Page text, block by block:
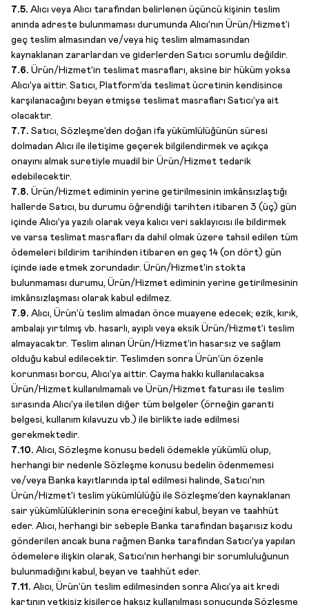
7.5. Alıcı veya Alıcı tarafından belirlenen üçüncü kişinin teslim
anında adreste bulunmaması durumunda Alıcı’nın Ürün/Hizmet’i
geç teslim almasından ve/veya hiç teslim almamasından
kaynaklanan zararlardan ve giderlerden Satıcı sorumlu değildir.
7.6. Ürün/Hizmet’in teslimat masrafları, aksine bir hüküm yoksa
Alıcı’ya aittir. Satıcı, Platform’da teslimat ücretinin kendisince
karşılanacağını beyan etmişse teslimat masrafları Satıcı’ya ait
olacaktır.
7.7. Satıcı, Sözleşme’den doğan ifa yükümlülüğünün süresi
dolmadan Alıcı ile iletişime geçerek bilgilendirmek ve açıkça
onayını almak suretiyle muadil bir Ürün/Hizmet tedarik
edebilecektir.
7.8. Ürün/Hizmet ediminin yerine getirilmesinin imkânsızlaştığı
hallerde Satıcı, bu durumu öğrendiği tarihten itibaren 3 (üç) gün
içinde Alıcı’ya yazılı olarak veya kalıcı veri saklayıcısı ile bildirmek
ve varsa teslimat masrafları da dahil olmak üzere tahsil edilen tüm
ödemeleri bildirim tarihinden itibaren en geç 14 (on dört) gün
içinde iade etmek zorundadır. Ürün/Hizmet’in stokta
bulunmaması durumu, Ürün/Hizmet ediminin yerine getirilmesinin
imkânsızlaşması olarak kabul edilmez.
7.9. Alıcı, Ürün’ü teslim almadan önce muayene edecek; ezik, kırık,
ambalajı yırtılmış vb. hasarlı, ayıplı veya eksik Ürün/Hizmet’i teslim
almayacaktır. Teslim alınan Ürün/Hizmet’in hasarsız ve sağlam
olduğu kabul edilecektir. Teslimden sonra Ürün’ün özenle
korunması borcu, Alıcı’ya aittir. Cayma hakkı kullanılacaksa
Ürün/Hizmet kullanılmamalı ve Ürün/Hizmet faturası ile teslim
sırasında Alıcı’ya iletilen diğer tüm belgeler (örneğin garanti
belgesi, kullanım kılavuzu vb.) ile birlikte iade edilmesi
gerekmektedir.
7.10. Alıcı, Sözleşme konusu bedeli ödemekle yükümlü olup,
herhangi bir nedenle Sözleşme konusu bedelin ödenmemesi
ve/veya Banka kayıtlarında iptal edilmesi halinde, Satıcı’nın
Ürün/Hizmet’i teslim yükümlülüğü ile Sözleşme’den kaynaklanan
sair yükümlülüklerinin sona ereceğini kabul, beyan ve taahhüt
eder. Alıcı, herhangi bir sebeple Banka tarafından başarısız kodu
gönderilen ancak buna rağmen Banka tarafından Satıcı’ya yapılan
ödemelere ilişkin olarak, Satıcı’nın herhangi bir sorumluluğunun
bulunmadığını kabul, beyan ve taahhüt eder.
7.11. Alıcı, Ürün’ün teslim edilmesinden sonra Alıcı’ya ait kredi
kartının yetkisiz kişilerce haksız kullanılması sonucunda Sözleşme